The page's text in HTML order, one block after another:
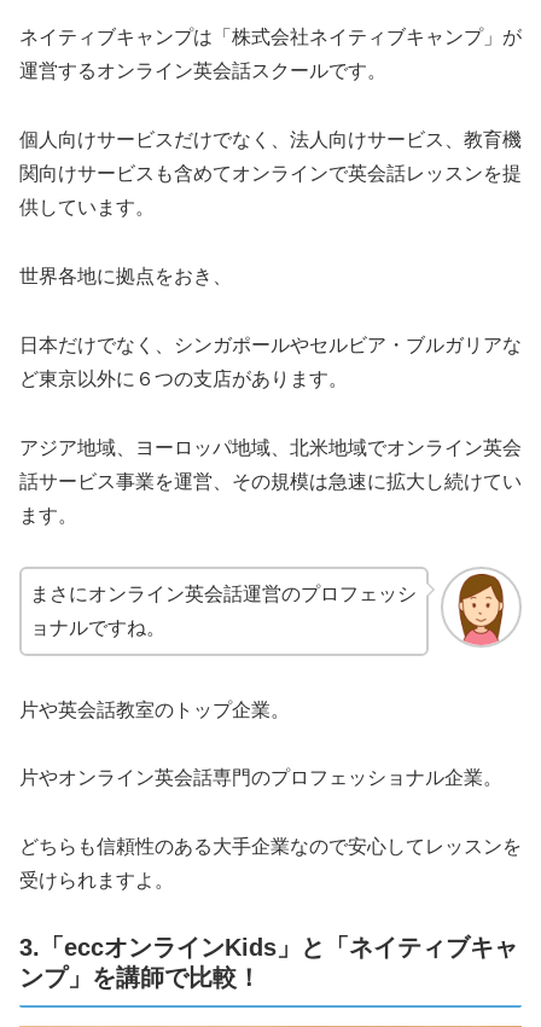
ネイティブキャンプは「株式会社ネイティブキャンプ」が
運営するオンライン英会話スクールです。
個人向けサービスだけでなく、法人向けサービス、教育機
関向けサービスも含めてオンラインで英会話レッスンを提
供しています。
世界各地に拠点をおき、
日本だけでなく、シンガポールやセルビア・ブルガリアな
ど東京以外に６つの支店があります。
アジア地域、ヨーロッパ地域、北米地域でオンライン英会
話サービス事業を運営、その規模は急速に拡大し続けてい
ます。
まさにオンライン英会話運営のプロフェッシ
ョナルですね。
片や英会話教室のトップ企業。
片やオンライン英会話専門のプロフェッショナル企業。
どちらも信頼性のある大手企業なので安心してレッスンを
受けられますよ。
3.「eccオンラインKids」と「ネイティブキャ
ンプ」を講師で比較！